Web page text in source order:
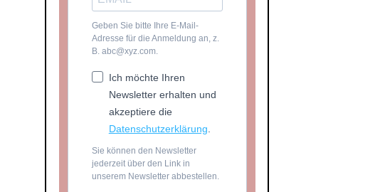
Geben Sie bitte Ihre E-Mail-
Adresse für die Anmeldung an, z.
B. abc@xyz.com.
Ich möchte Ihren
Newsletter erhalten und
akzeptiere die
Datenschutzerklärung
Sie können den Newsletter
jederzeit über den Link in
unserem Newsletter abbestellen.